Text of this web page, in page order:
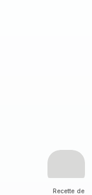
Recette de